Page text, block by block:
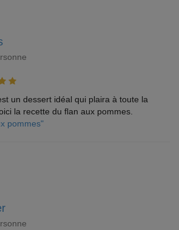
un dessert idéal qui plaira à toute la
la recette du flan aux pommes.
pommes"